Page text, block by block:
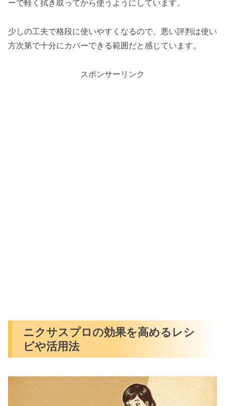
ーで軽く拭き取ってから使うようにしています。
少しの工夫で格段に使いやすくなるので、悪い評判は使い
方次第で十分にカバーできる範囲だと感じています。
スポンサーリンク
ニクサスプロの効果を高めるレシ
ピや活用法